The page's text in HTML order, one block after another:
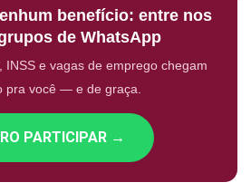
benefício: entre nos
de WhatsApp
INSS e vagas de emprego chegam
pra você — e de graça.
PARTICIPAR →